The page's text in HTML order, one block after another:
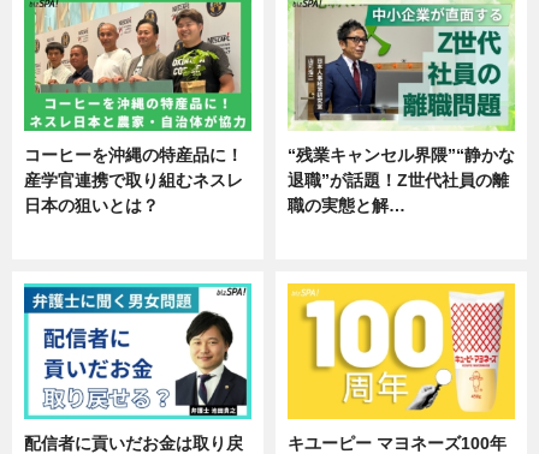
コーヒーを沖縄の特産品に！
産学官連携で取り組むネスレ
日本の狙いとは？
“残業キャンセル界隈”“静かな
退職”が話題！Z世代社員の離
職の実態と解…
配信者に貢いだお金は取り戻
キユーピー マヨネーズ100年